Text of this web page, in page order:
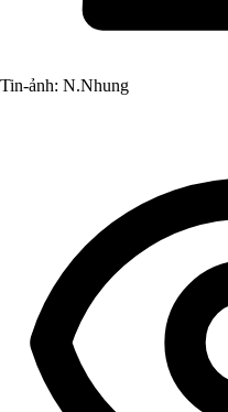
Tin-ảnh: N.Nhung